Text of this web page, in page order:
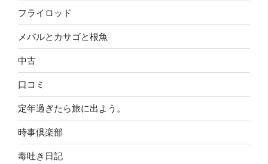
フライロッド
メバルとカサゴと根魚
中古
口コミ
定年過ぎたら旅に出よう。
時事倶楽部
毒吐き日記